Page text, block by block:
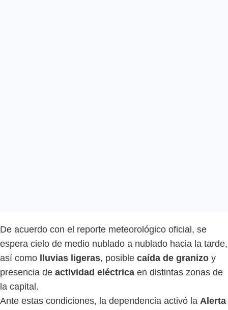
De acuerdo con el reporte meteorológico oficial, se
espera cielo de medio nublado a nublado hacia la tarde,
así como lluvias ligeras, posible caída de granizo y
presencia de actividad eléctrica en distintas zonas de
la capital.
Ante estas condiciones, la dependencia activó la Alerta